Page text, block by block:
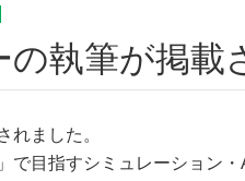
の執筆が掲載
れました。
で目指すシミュレーション